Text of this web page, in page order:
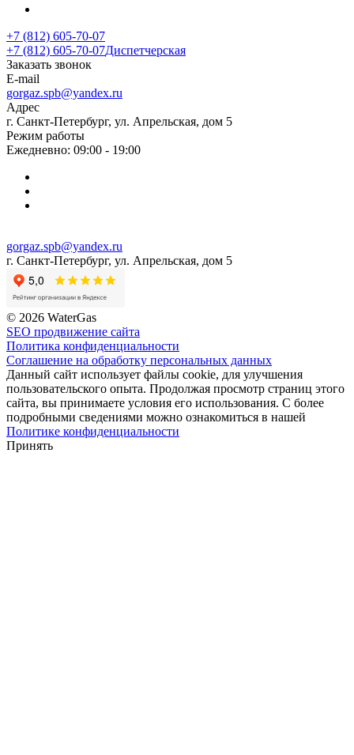
+7 (812) 605-70-07
+7 (812) 605-70-07Диспетчерская
Заказать звонок
E-mail
gorgaz.spb@yandex.ru
Адрес
г. Санкт-Петербург, ул. Апрельская, дом 5
Режим работы
Ежедневно: 09:00 - 19:00
gorgaz.spb@yandex.ru
г. Санкт-Петербург, ул. Апрельская, дом 5
© 2026 WaterGas
SEO продвижение сайта
Политика конфиденциальности
Соглашение на обработку персональных данных
Данный сайт использует файлы cookie, для улучшения
пользовательского опыта. Продолжая просмотр страниц этого
сайта, вы принимаете условия его использования. С более
подробными сведениями можно ознакомиться в нашей
Политике конфиденциальности
Принять